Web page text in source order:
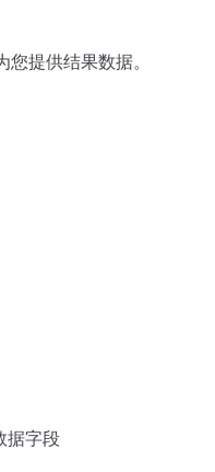
提供结果数据。
据字段